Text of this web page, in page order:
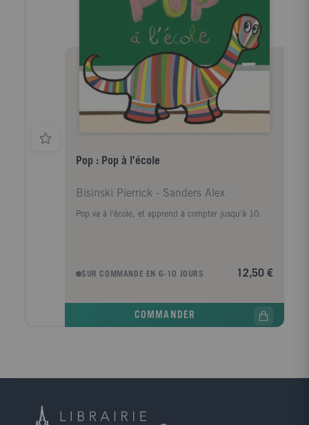
Pop : Pop à l'école
Bisinski Pierrick - Sanders Alex
Pop va à l'école, et apprend à compter jusqu'à 10.
SUR COMMANDE EN 6-10 JOURS 12,50 €
COMMANDER